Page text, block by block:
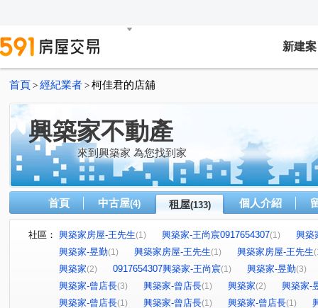
新建案
首頁 > 經紀業者 > 柯佳君的店舖
興築家不動產
來到興築家 為您找到家
首頁 中古屋(4) 租屋(133) 個人介紹
社區： 興築家房屋-王先生(1) 興築家-王尚宸0917654307(1)
興築
興築家-昱勤(1) 興築家房屋-王先生(1) 興築家房屋-王先生
興築家(2) 0917654307興築家-王尚宸(1) 興築家-昱勤(3)
興築家-曾店長(3) 興築家-曾店長(1) 興築家(2)
興築家-
興築家-曾店長(1) 興築家-曾店長(1) 興築家-曾店長(1)